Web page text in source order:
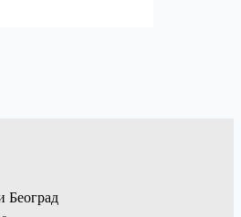
Београд